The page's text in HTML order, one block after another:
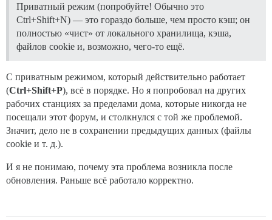
Приватный режим (попробуйте! Обычно это
Ctrl+Shift+N) — это гораздо больше, чем просто кэш; он
полностью «чист» от локального хранилища, кэша,
файлов cookie и, возможно, чего-то ещё.
С приватным режимом, который действительно работает
(Ctrl+Shift+P), всё в порядке. Но я попробовал на других
рабочих станциях за пределами дома, которые никогда не
посещали этот форум, и столкнулся с той же проблемой.
Значит, дело не в сохранении предыдущих данных (файлы
cookie и т. д.).
И я не понимаю, почему эта проблема возникла после
обновления. Раньше всё работало корректно.